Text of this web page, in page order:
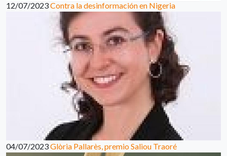
12/07/2023Contra la desinformación en Nigeria
04/07/2023Glòria Pallarès, premio Saliou Traoré